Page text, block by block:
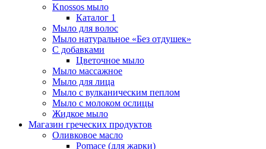
Knossos мыло
Каталог 1
Мыло для волос
Мыло натуральное «Без отдушек»
С добавками
Цветочное мыло
Мыло массажное
Мыло для лица
Мыло с вулканическим пеплом
Мыло с молоком ослицы
Жидкое мыло
Магазин греческих продуктов
Оливковое масло
Pomace (для жарки)